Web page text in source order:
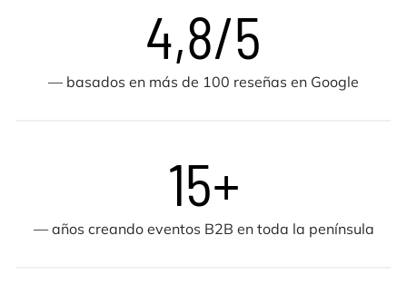
4,8/5
— basados en más de 100 reseñas en Google
15+
— años creando eventos B2B en toda la península